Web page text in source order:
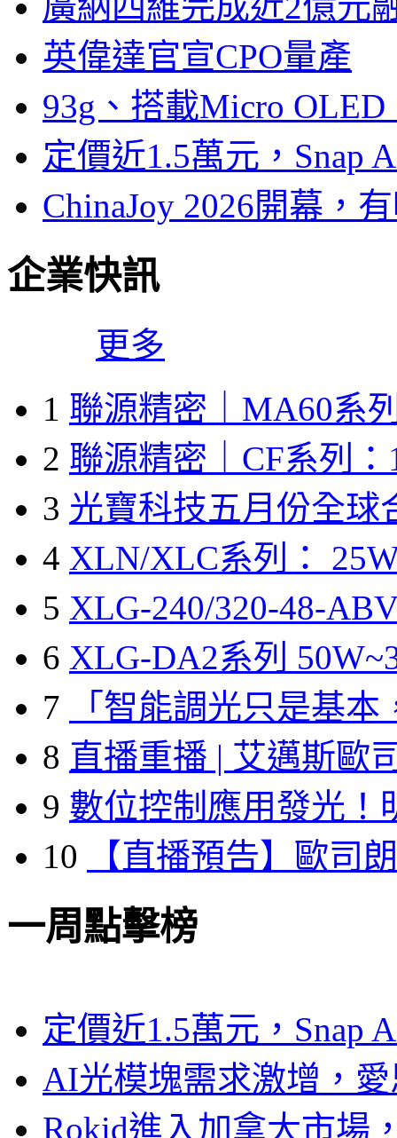
英偉達官宣CPO量產
93g、搭載Micro
定價近1.5萬元，Snap
ChinaJoy 2026開幕，
企業快訊
更多
1 聯源精密｜MA60系
2 聯源精密｜CF系列：
3 光寶科技五月份全球
4 XLN/XLC系列：
5 XLG-240/320-48-
6 XLG-DA2系列
7
「智能調光只是基本
8 直播重播 | 艾邁斯歐
9 數位控制應用發光！
10
【直播預告】歐司
一周點擊榜
定價近1.5萬元，Snap
AI光模塊需求激增，
Rokid進入加拿大市場